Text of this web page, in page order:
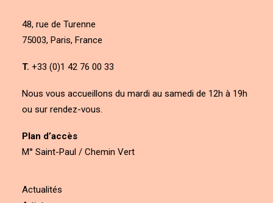
48, rue de Turenne
75003, Paris, France
T. +33 (0)1 42 76 00 33
Nous vous accueillons du mardi au samedi de 12h à 19h
ou sur rendez-vous.
Plan d’accès
M° Saint-Paul / Chemin Vert
Actualités